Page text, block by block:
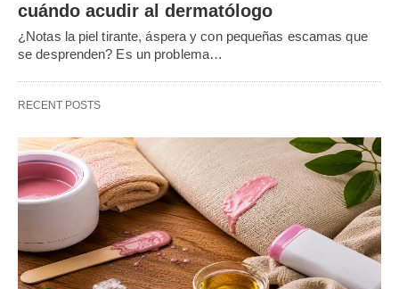
cuándo acudir al dermatólogo
¿Notas la piel tirante, áspera y con pequeñas escamas que
se desprenden? Es un problema…
RECENT POSTS